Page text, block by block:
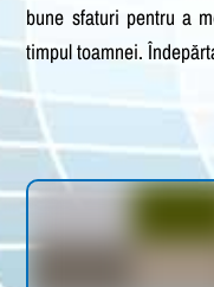
bune sfaturi pentru a
timpul toamnei.